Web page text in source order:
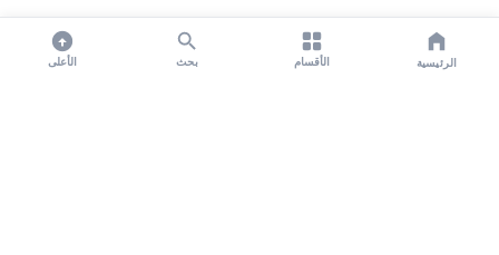
الرئيسية الأقسام بحث الأعلى